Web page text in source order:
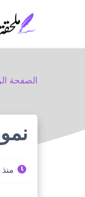
الصفحة
منذ 10 أشهر